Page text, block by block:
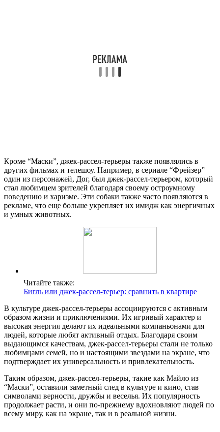
Кроме “Маски”, джек-рассел-терьеры также появлялись в
других фильмах и телешоу. Например, в сериале “Фрейзер”
один из персонажей, Дог, был джек-рассел-терьером, который
стал любимцем зрителей благодаря своему остроумному
поведению и харизме. Эти собаки также часто появляются в
рекламе, что еще больше укрепляет их имидж как энергичных
и умных животных.
Читайте также:
Бигль или джек-рассел-терьер: сравнить в квартире
В культуре джек-рассел-терьеры ассоциируются с активным
образом жизни и приключениями. Их игривый характер и
высокая энергия делают их идеальными компаньонами для
людей, которые любят активный отдых. Благодаря своим
выдающимся качествам, джек-рассел-терьеры стали не только
любимцами семей, но и настоящими звездами на экране, что
подтверждает их универсальность и привлекательность.
Таким образом, джек-рассел-терьеры, такие как Майло из
“Маски”, оставили заметный след в культуре и кино, став
символами верности, дружбы и веселья. Их популярность
продолжает расти, и они по-прежнему вдохновляют людей по
всему миру, как на экране, так и в реальной жизни.